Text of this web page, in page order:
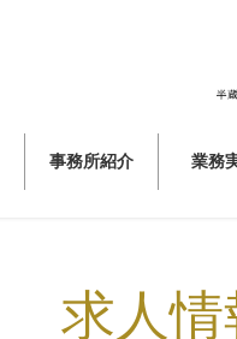
事務所紹介 業務
求人情